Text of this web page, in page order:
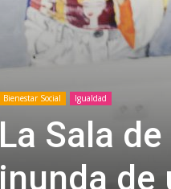
Bienestar Social Igualdad
La Sala
inunda de